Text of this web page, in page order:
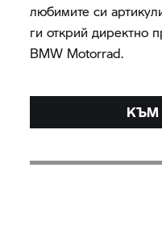
любимите си
ги открий директно
BMW Motorrad.
КЪМ